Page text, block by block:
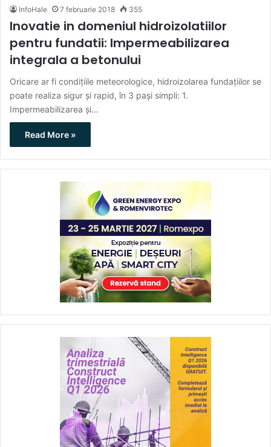
InfoHale 7 februarie 2018 355
Inovatie in domeniul hidroizolatiilor
pentru fundatii: Impermeabilizarea
integrala a betonului
Oricare ar fi condițiile meteorologice, hidroizolarea fundațiilor se
poate realiza sigur și rapid, în 3 pași simpli: 1.
Impermeabilizarea și…
Read More »